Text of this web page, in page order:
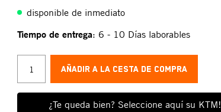
disponible de inmediato
Tiempo de entrega: 6 - 10 Días laborables
¿Te queda bien? Seleccione aquí su KTM!
AÑADIR A LA CESTA DE COMPRA